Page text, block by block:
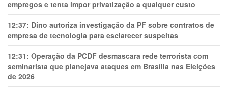
empregos e tenta impor privatização a qualquer custo
12:37: Dino autoriza investigação da PF sobre contratos de
empresa de tecnologia para esclarecer suspeitas
12:31: Operação da PCDF desmascara rede terrorista com
seminarista que planejava ataques em Brasília nas Eleições
de 2026